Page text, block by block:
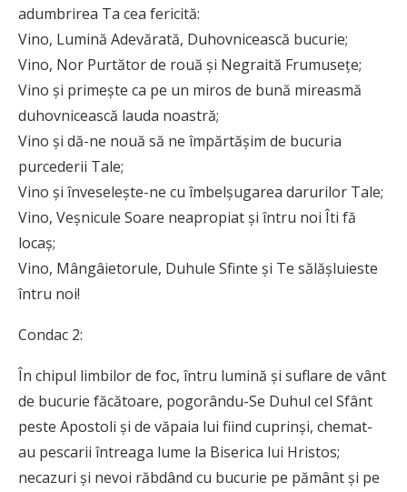
adumbrirea Ta cea fericită:
Vino, Lumină Adevărată, Duhovnicească bucurie;
Vino, Nor Purtător de rouă și Negraită Frumusețe;
Vino și primește ca pe un miros de bună mireasmă
duhovnicească lauda noastră;
Vino și dă-ne nouă să ne împărtășim de bucuria
purcederii Tale;
Vino și înveselește-ne cu îmbelșugarea darurilor Tale;
Vino, Veșnicule Soare neapropiat și întru noi Îti fă
locaș;
Vino, Mângâietorule, Duhule Sfinte și Te sălășluieste
întru noi!
Condac 2:
În chipul limbilor de foc, întru lumină și suflare de vânt
de bucurie făcătoare, pogorându-Se Duhul cel Sfânt
peste Apostoli și de văpaia lui fiind cuprinși, chemat-
au pescarii întreaga lume la Biserica lui Hristos;
necazuri și nevoi răbdând cu bucurie pe pământ și pe